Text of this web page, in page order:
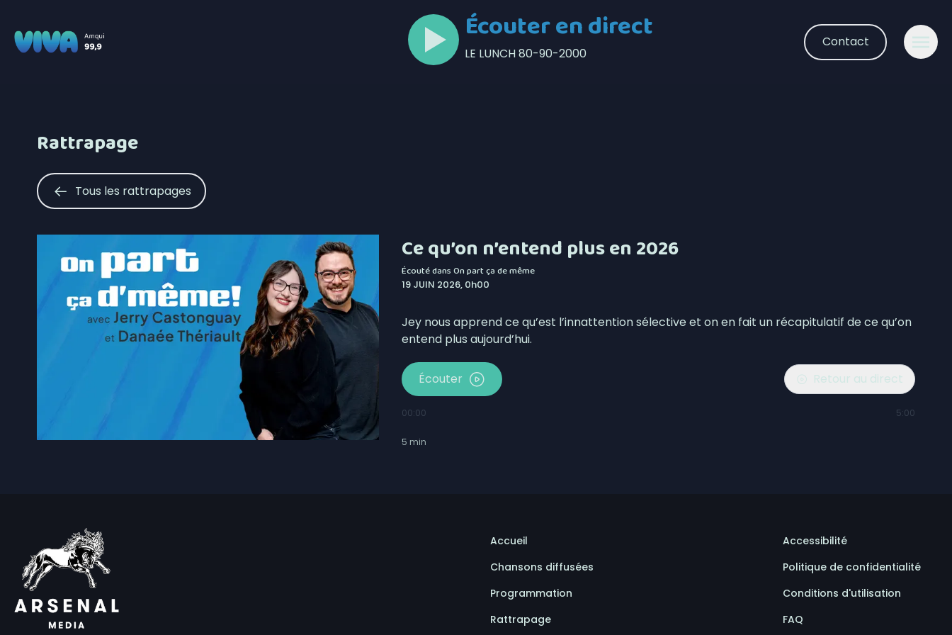
Écouter en direct
LE LUNCH 80-90-2000
Contact
Rattrapage
Tous les rattrapages
Ce qu’on n’entend plus en 2026
Écouté dansOn part ça de même
19 JUIN 2026, 0h00
Jey nous apprend ce qu’est l’innattention sélective et on en fait un récapitulatif de ce qu’on
entend plus aujourd’hui.
Écouter Retour au direct
00:00 5:00
5 min
Accueil
Chansons diffusées
Programmation
Rattrapage
Accessibilité
Politique de confidentialité
Conditions d'utilisation
FAQ